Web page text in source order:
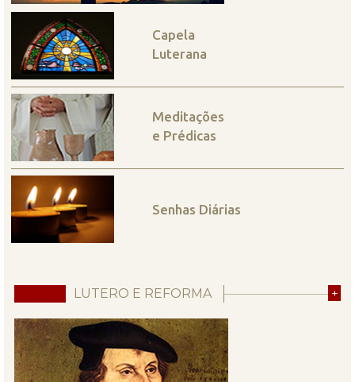
Capela
Luterana
Meditações
e Prédicas
Senhas Diárias
LUTERO E REFORMA +